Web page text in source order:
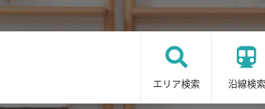
エリア検索 沿線検索